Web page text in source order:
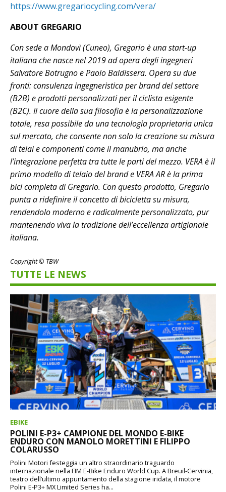
https://www.gregariocycling.com/vera/
ABOUT GREGARIO
Con sede a Mondovì (Cuneo), Gregario è una start-up
italiana che nasce nel 2019 ad opera degli ingegneri
Salvatore Botrugno e Paolo Baldissera. Opera su due
fronti: consulenza ingegneristica per brand del settore
(B2B) e prodotti personalizzati per il ciclista esigente
(B2C). Il cuore della sua filosofia è la personalizzazione
totale, resa possibile da una tecnologia proprietaria unica
sul mercato, che consente non solo la creazione su misura
di telai e componenti come il manubrio, ma anche
l’integrazione perfetta tra tutte le parti del mezzo. VERA è il
primo modello di telaio del brand e VERA AR è la prima
bici completa di Gregario. Con questo prodotto, Gregario
punta a ridefinire il concetto di bicicletta su misura,
rendendolo moderno e radicalmente personalizzato, pur
mantenendo viva la tradizione dell’eccellenza artigianale
italiana.
Copyright © TBW
TUTTE LE NEWS
EBIKE
POLINI E-P3+ CAMPIONE DEL MONDO E-BIKE
ENDURO CON MANOLO MORETTINI E FILIPPO
COLARUSSO
Polini Motori festeggia un altro straordinario traguardo
internazionale nella FIM E-Bike Enduro World Cup. A Breuil-Cervinia,
teatro dell’ultimo appuntamento della stagione iridata, il motore
Polini E-P3+ MX Limited Series ha...